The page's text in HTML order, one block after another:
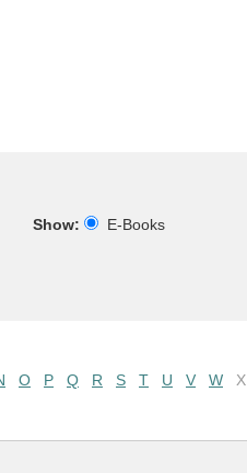
Show:
E-Books
O P Q R S T U V W X